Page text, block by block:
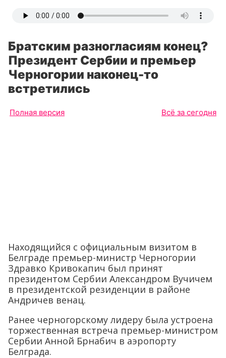
Братским разногласиям конец?
Президент Сербии и премьер
Черногории наконец-то
встретились
Полная версия Всё за сегодня
Находящийся с официальным визитом в
Белграде премьер-министр Черногории
Здравко Кривокапич был принят
президентом Сербии Александром Вучичем
в президентской резиденции в районе
Андричев венац.
Ранее черногорскому лидеру была устроена
торжественная встреча премьер-министром
Сербии Анной Брнабич в аэропорту
Белграда.